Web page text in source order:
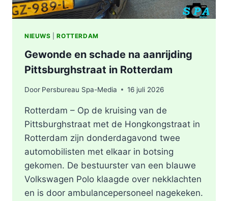
NIEUWS |ROTTERDAM
Gewonde en schade na aanrijding
Pittsburghstraat in Rotterdam
Door Persbureau Spa-Media 16 juli 2026
Rotterdam – Op de kruising van de
Pittsburghstraat met de Hongkongstraat in
Rotterdam zijn donderdagavond twee
automobilisten met elkaar in botsing
gekomen. De bestuurster van een blauwe
Volkswagen Polo klaagde over nekklachten
en is door ambulancepersoneel nagekeken.